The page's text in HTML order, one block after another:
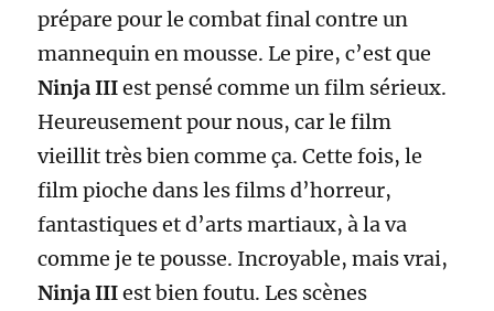
prépare pour le combat final contre un
mannequin en mousse. Le pire, c’est que
Ninja IIIest pensé comme un film sérieux.
Heureusement pour nous, car le film
vieillit très bien comme ça. Cette fois, le
film pioche dans les films d’horreur,
fantastiques et d’arts martiaux, à la va
comme je te pousse. Incroyable, mais vrai,
Ninja IIIest bien foutu. Les scènes